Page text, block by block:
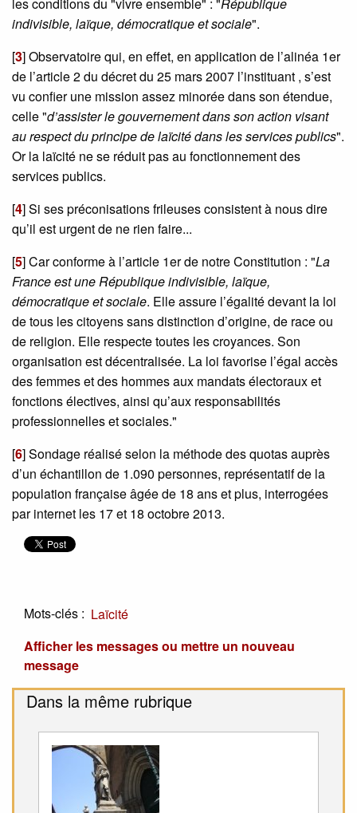
indivisible, laïque, démocratique et sociale".
[3]Observatoire qui, en effet, en application de l’alinéa 1er
de l’article 2 du décret du 25 mars 2007 l’instituant , s’est
vu confier une mission assez minorée dans son étendue,
celle "d’assister le gouvernement dans son action visant
au respect du principe de laïcité dans les services publics".
Or la laïcité ne se réduit pas au fonctionnement des
services publics.
[4]Si ses préconisations frileuses consistent à nous dire
qu’il est urgent de ne rien faire...
[5]Car conforme à l’article 1er de notre Constitution : "La
France est une République indivisible, laïque,
démocratique et sociale. Elle assure l’égalité devant la loi
de tous les citoyens sans distinction d’origine, de race ou
de religion. Elle respecte toutes les croyances. Son
organisation est décentralisée. La loi favorise l’égal accès
des femmes et des hommes aux mandats électoraux et
fonctions électives, ainsi qu’aux responsabilités
professionnelles et sociales."
[6]Sondage réalisé selon la méthode des quotas auprès
d’un échantillon de 1.090 personnes, représentatif de la
population française âgée de 18 ans et plus, interrogées
par internet les 17 et 18 octobre 2013.
Mots-clés : Laïcité
Afficher les messages ou mettre un nouveau
message
Dans la même rubrique